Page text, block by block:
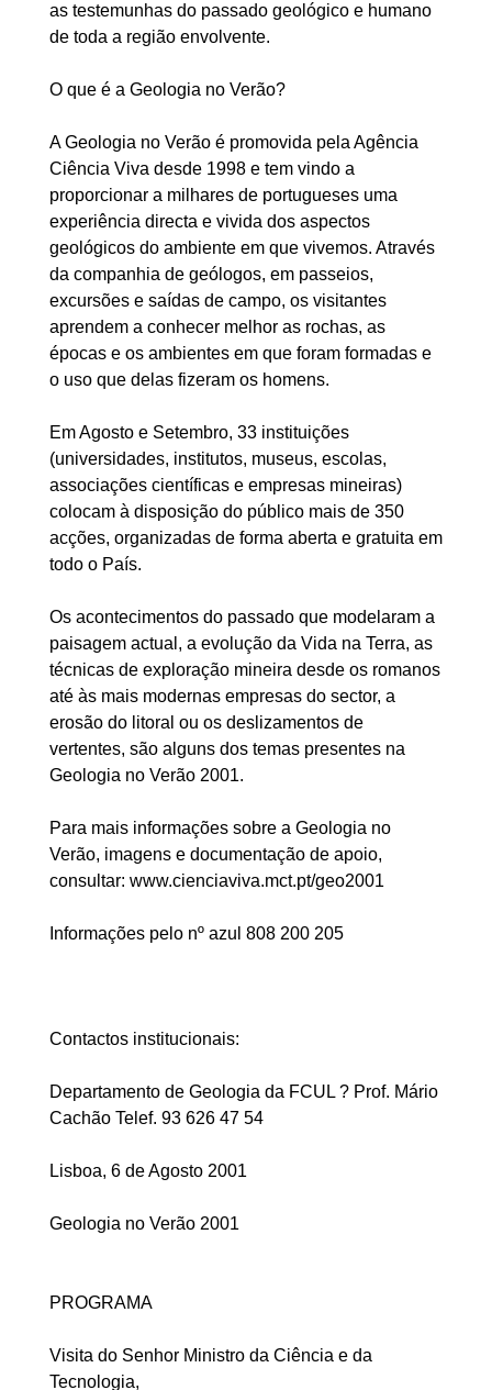
as testemunhas do passado geológico e humano
de toda a região envolvente.
O que é a Geologia no Verão?
A Geologia no Verão é promovida pela Agência
Ciência Viva desde 1998 e tem vindo a
proporcionar a milhares de portugueses uma
experiência directa e vivida dos aspectos
geológicos do ambiente em que vivemos. Através
da companhia de geólogos, em passeios,
excursões e saídas de campo, os visitantes
aprendem a conhecer melhor as rochas, as
épocas e os ambientes em que foram formadas e
o uso que delas fizeram os homens.
Em Agosto e Setembro, 33 instituições
(universidades, institutos, museus, escolas,
associações científicas e empresas mineiras)
colocam à disposição do público mais de 350
acções, organizadas de forma aberta e gratuita em
todo o País.
Os acontecimentos do passado que modelaram a
paisagem actual, a evolução da Vida na Terra, as
técnicas de exploração mineira desde os romanos
até às mais modernas empresas do sector, a
erosão do litoral ou os deslizamentos de
vertentes, são alguns dos temas presentes na
Geologia no Verão 2001.
Para mais informações sobre a Geologia no
Verão, imagens e documentação de apoio,
consultar: www.cienciaviva.mct.pt/geo2001
Informações pelo nº azul 808 200 205
Contactos institucionais:
Departamento de Geologia da FCUL ? Prof. Mário
Cachão Telef. 93 626 47 54
Lisboa, 6 de Agosto 2001
Geologia no Verão 2001
PROGRAMA
Visita do Senhor Ministro da Ciência e da
Tecnologia,